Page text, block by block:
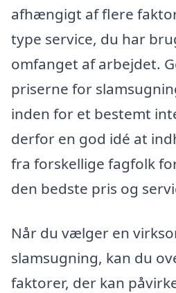
afhængigt af flere
type service, du har
omfanget af arbejdet.
priserne for
inden for et bestemt
derfor en god idé at
fra forskellige fagfolk
den bedste pris og
Når du vælger en
slamsugning, kan du
faktorer, der kan